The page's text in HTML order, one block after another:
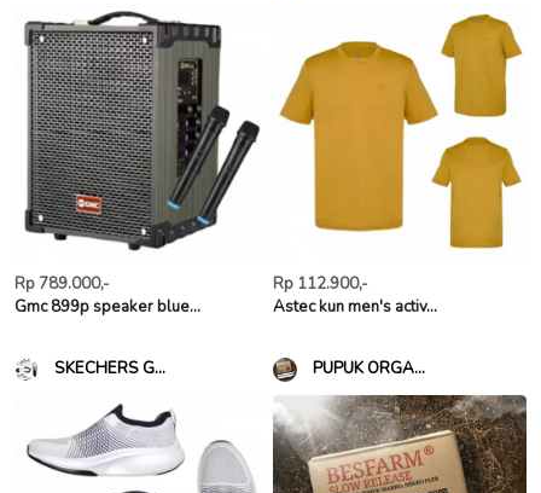
Rp 789.000,-
Gmc 899p speaker blue...
Rp 112.900,-
Astec kun men's activ...
SKECHERS G... PUPUK ORGA...